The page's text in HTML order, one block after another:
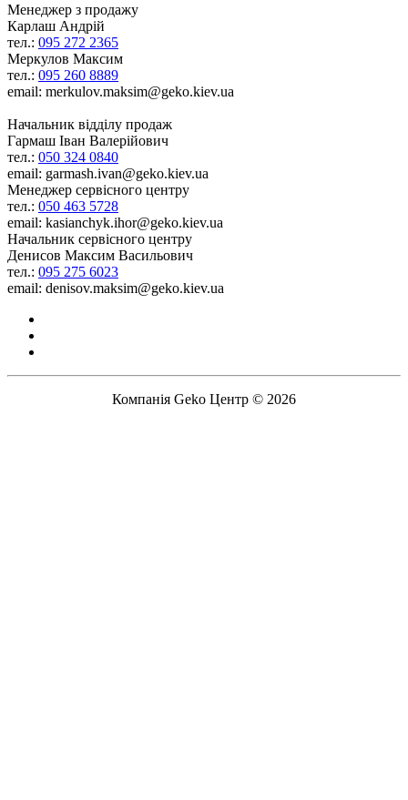
Менеджер з продажу
Карлаш Андрій
тел.: 095 272 2365
Меркулов Максим
тел.: 095 260 8889
email: merkulov.maksim@geko.kiev.ua
Начальник відділу продаж
Гармаш Іван Валерійович
тел.: 050 324 0840
email: garmash.ivan@geko.kiev.ua
Менеджер сервісного центру
тел.: 050 463 5728
email: kasianchyk.ihor@geko.kiev.ua
Начальник сервісного центру
Денисов Максим Васильович
тел.: 095 275 6023
email: denisov.maksim@geko.kiev.ua
Компанія Geko Центр © 2026